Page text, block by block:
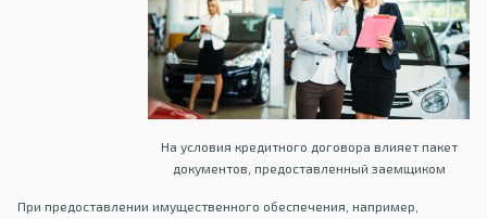
На условия кредитного договора влияет пакет
документов, предоставленный заемщиком
При предоставлении имущественного обеспечения, например,